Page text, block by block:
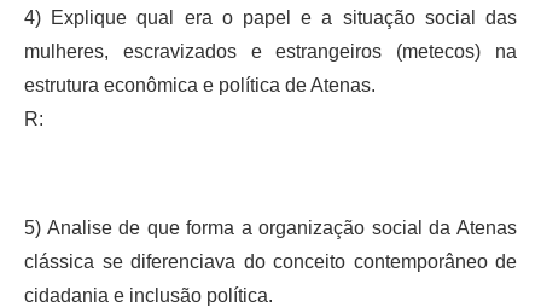
4) Explique qual era o papel e a situação social das
mulheres, escravizados e estrangeiros (metecos) na
estrutura econômica e política de Atenas.
R:
5) Analise de que forma a organização social da Atenas
clássica se diferenciava do conceito contemporâneo de
cidadania e inclusão política.